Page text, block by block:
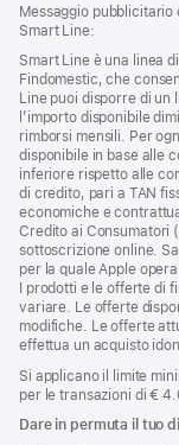
Messaggio
Smart Line:
Smart Line è una linea
Findomestic, che
Line puoi disporre di
l’importo disponibile
rimborsi mensili. Per
disponibile in base alle
inferiore rispetto alle
di credito, pari a TAN
economiche e
Credito ai Consumatori
sottoscrizione online.
per la quale Apple
I prodotti e le offerte di
variare. Le offerte
modifiche. Le offerte
effettua un acquisto
Si applicano il limite
per le transazioni di €
Dare in permuta il tuo